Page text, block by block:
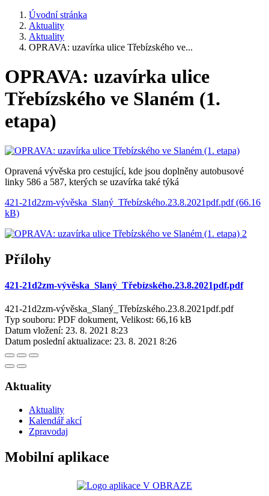
Úvodní stránka
Aktuality
Aktuality
OPRAVA: uzavírka ulice Třebízského ve...
OPRAVA: uzavírka ulice
Třebízského ve Slaném (1.
etapa)
Opravená vývěska pro cestující, kde jsou doplněny autobusové
linky 586 a 587, kterých se uzavírka také týká
421-21d2zm-vývěska_Slaný_Třebízského.23.8.2021pdf.pdf (66.16
kB)
Přílohy
421-21d2zm-vývěska_Slaný_Třebízského.23.8.2021pdf.pdf
421-21d2zm-vývěska_Slaný_Třebízského.23.8.2021pdf.pdf
Typ souboru: PDF dokument, Velikost: 66,16 kB
Datum vložení: 23. 8. 2021 8:23
Datum poslední aktualizace: 23. 8. 2021 8:26
Aktuality
Aktuality
Kalendář akcí
Zpravodaj
Mobilní aplikace